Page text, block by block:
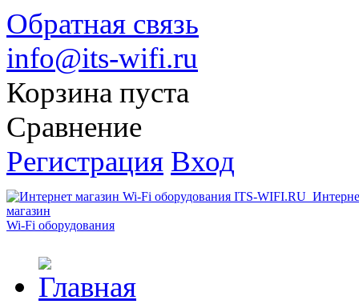
Обратная связь
info@its-wifi.ru
Корзина пуста
Сравнение
Регистрация Вход
магазин
Wi-Fi оборудования